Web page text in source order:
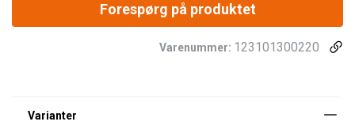
Forespørg på produktet
Varenummer: 123101300220